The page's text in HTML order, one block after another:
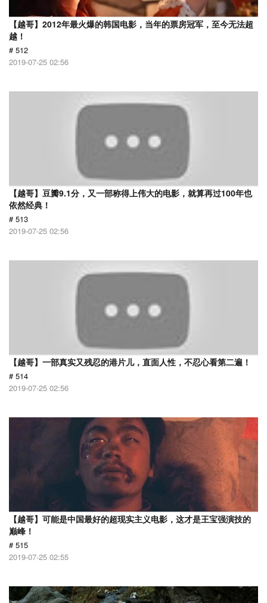
【越哥】2012年最火爆的韩国电影，当年的票房冠军，至今无法超
越！
# 512
2019-07-25 02:56
【越哥】豆瓣9.1分，又一部称得上伟大的电影，就算再过100年也
依然经典！
# 513
2019-07-25 02:56
【越哥】一部真实又残忍的港片儿，直面人性，不忍心看第二遍！
# 514
2019-07-25 02:56
【越哥】可能是中国最好的超现实主义电影，这才是王宝强演技的
巅峰！
# 515
2019-07-25 02:55